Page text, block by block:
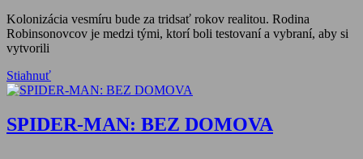
Kolonizácia vesmíru bude za tridsať rokov realitou. Rodina
Robinsonovcov je medzi tými, ktorí boli testovaní a vybraní, aby si
vytvorili
Stiahnuť
SPIDER-MAN: BEZ DOMOVA